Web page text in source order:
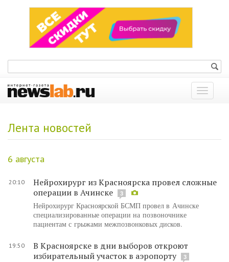
Показать
меню
Лента новостей
6 августа
20:10
Нейрохирург из Красноярска провел сложные
операции в Ачинске
3
Нейрохирург Красноярской БСМП провел в Ачинске
специализированные операции на позвоночнике
пациентам с грыжами межпозвонковых дисков.
19:50
В Красноярске в дни выборов откроют
избирательный участок в аэропорту
3